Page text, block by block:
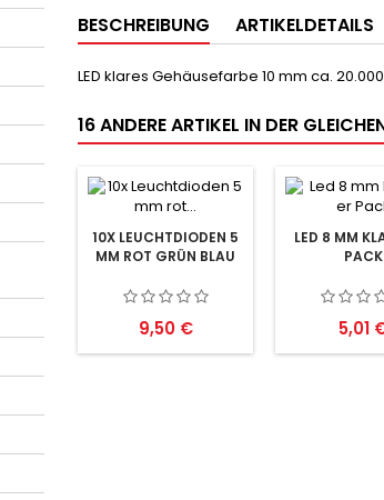
BESCHREIBUNG ARTIKELDETAILS
LED klares Gehäusefarbe 10 mm ca.
16 ANDERE ARTIKEL IN DER
10X LEUCHTDIODEN 5
MM ROT GRÜN BLAU
Preis
9,50 €
LED 8 MM
PACK
Preis
5,01